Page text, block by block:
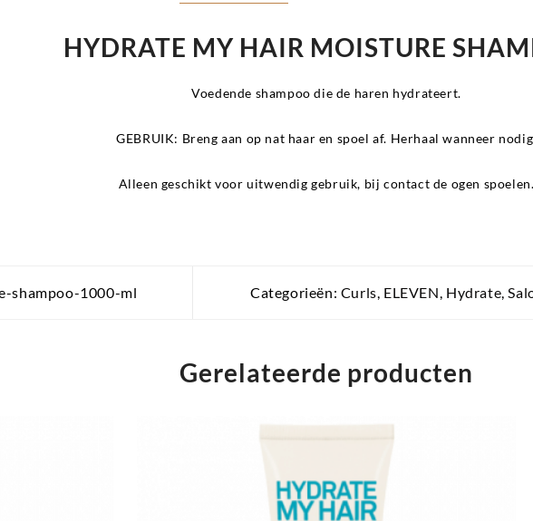
HYDRATE MY HAIR MOISTURE
Voedende shampoo die de haren hydrateert.
GEBRUIK: Breng aan op nat haar en spoel af. Herhaal wanneer
Alleen geschikt voor uitwendig gebruik, bij contact de ogen spoelen.
shampoo-1000-ml Categorieën: Curls ELEVEN Hydrate
Gerelateerde producten